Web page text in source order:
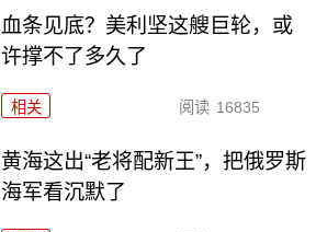
血条见底？美利坚这艘巨轮，或
许撑不了多久了
相关 阅读 16835
黄海这出“老将配新王”，把俄罗斯
海军看沉默了